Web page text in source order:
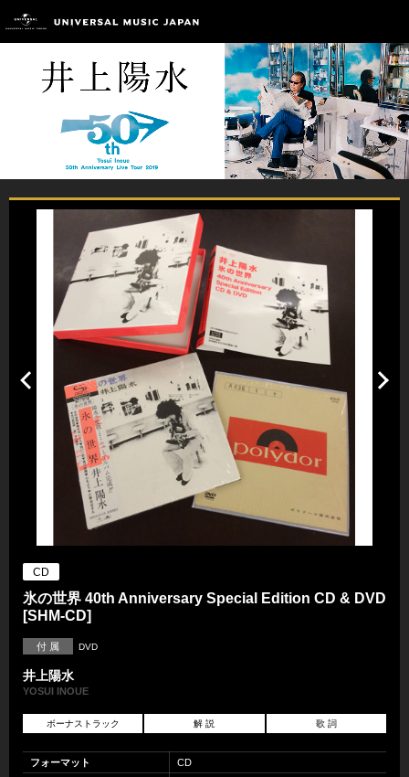
CD
氷の世界 40th Anniversary Special Edition CD & DVD
[SHM-CD]
付 属 DVD
井上陽水
YOSUI INOUE
ボーナストラック 解 説 歌 詞
フォーマット
CD